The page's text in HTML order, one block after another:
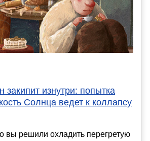
закипит изнутри: попытка
Солнца ведет к коллапсу
вы решили охладить перегретую